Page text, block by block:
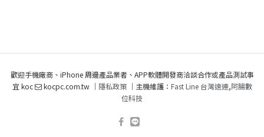
歡迎手機廠商、iPhone 周邊產品業者、APP軟體開發商洽談合作或產品測試事
宜 koc
kocpc.com.tw ｜ 隱私政策｜主機維護： Fast Line 台灣速連,阿腸數
位科技